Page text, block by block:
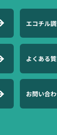
エコチル
よくある
お問い合